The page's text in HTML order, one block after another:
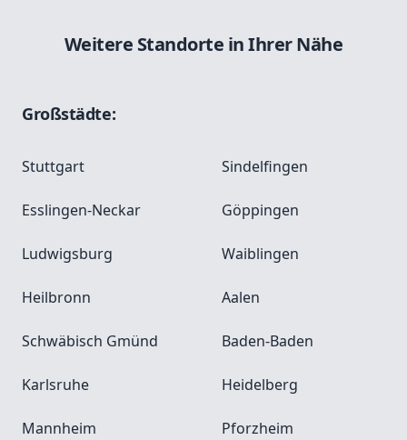
Weitere Standorte in Ihrer Nähe
Großstädte:
Stuttgart Sindelfingen
Esslingen-Neckar Göppingen
Ludwigsburg Waiblingen
Heilbronn Aalen
Schwäbisch Gmünd Baden-Baden
Karlsruhe Heidelberg
Mannheim Pforzheim